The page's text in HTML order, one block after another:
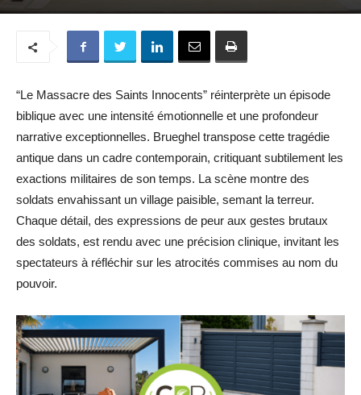
“Le Massacre des Saints Innocents” réinterprète un épisode
biblique avec une intensité émotionnelle et une profondeur
narrative exceptionnelles. Brueghel transpose cette tragédie
antique dans un cadre contemporain, critiquant subtilement les
exactions militaires de son temps. La scène montre des
soldats envahissant un village paisible, semant la terreur.
Chaque détail, des expressions de peur aux gestes brutaux
des soldats, est rendu avec une précision clinique, invitant les
spectateurs à réfléchir sur les atrocités commises au nom du
pouvoir.